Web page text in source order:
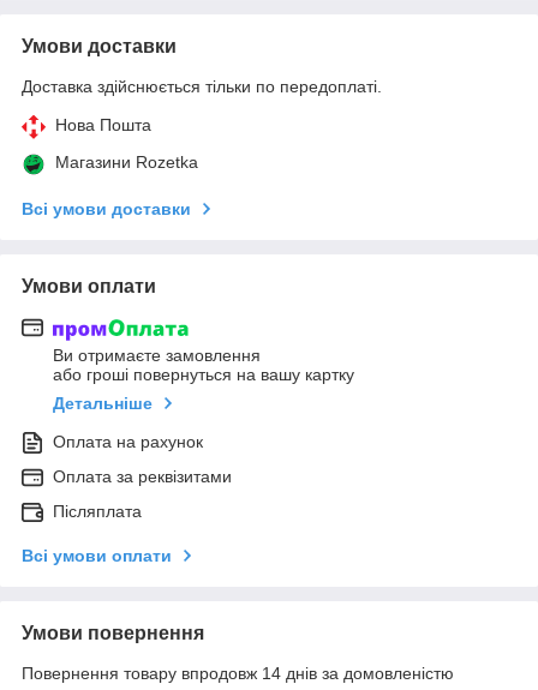
Умови доставки
Доставка здійснюється тільки по передоплаті.
Нова Пошта
Магазини Rozetka
Всі умови доставки
Умови оплати
Ви отримаєте замовлення
або гроші повернуться на вашу картку
Детальніше
Оплата на рахунок
Оплата за реквізитами
Післяплата
Всі умови оплати
Умови повернення
Повернення товару впродовж 14 днів за домовленістю